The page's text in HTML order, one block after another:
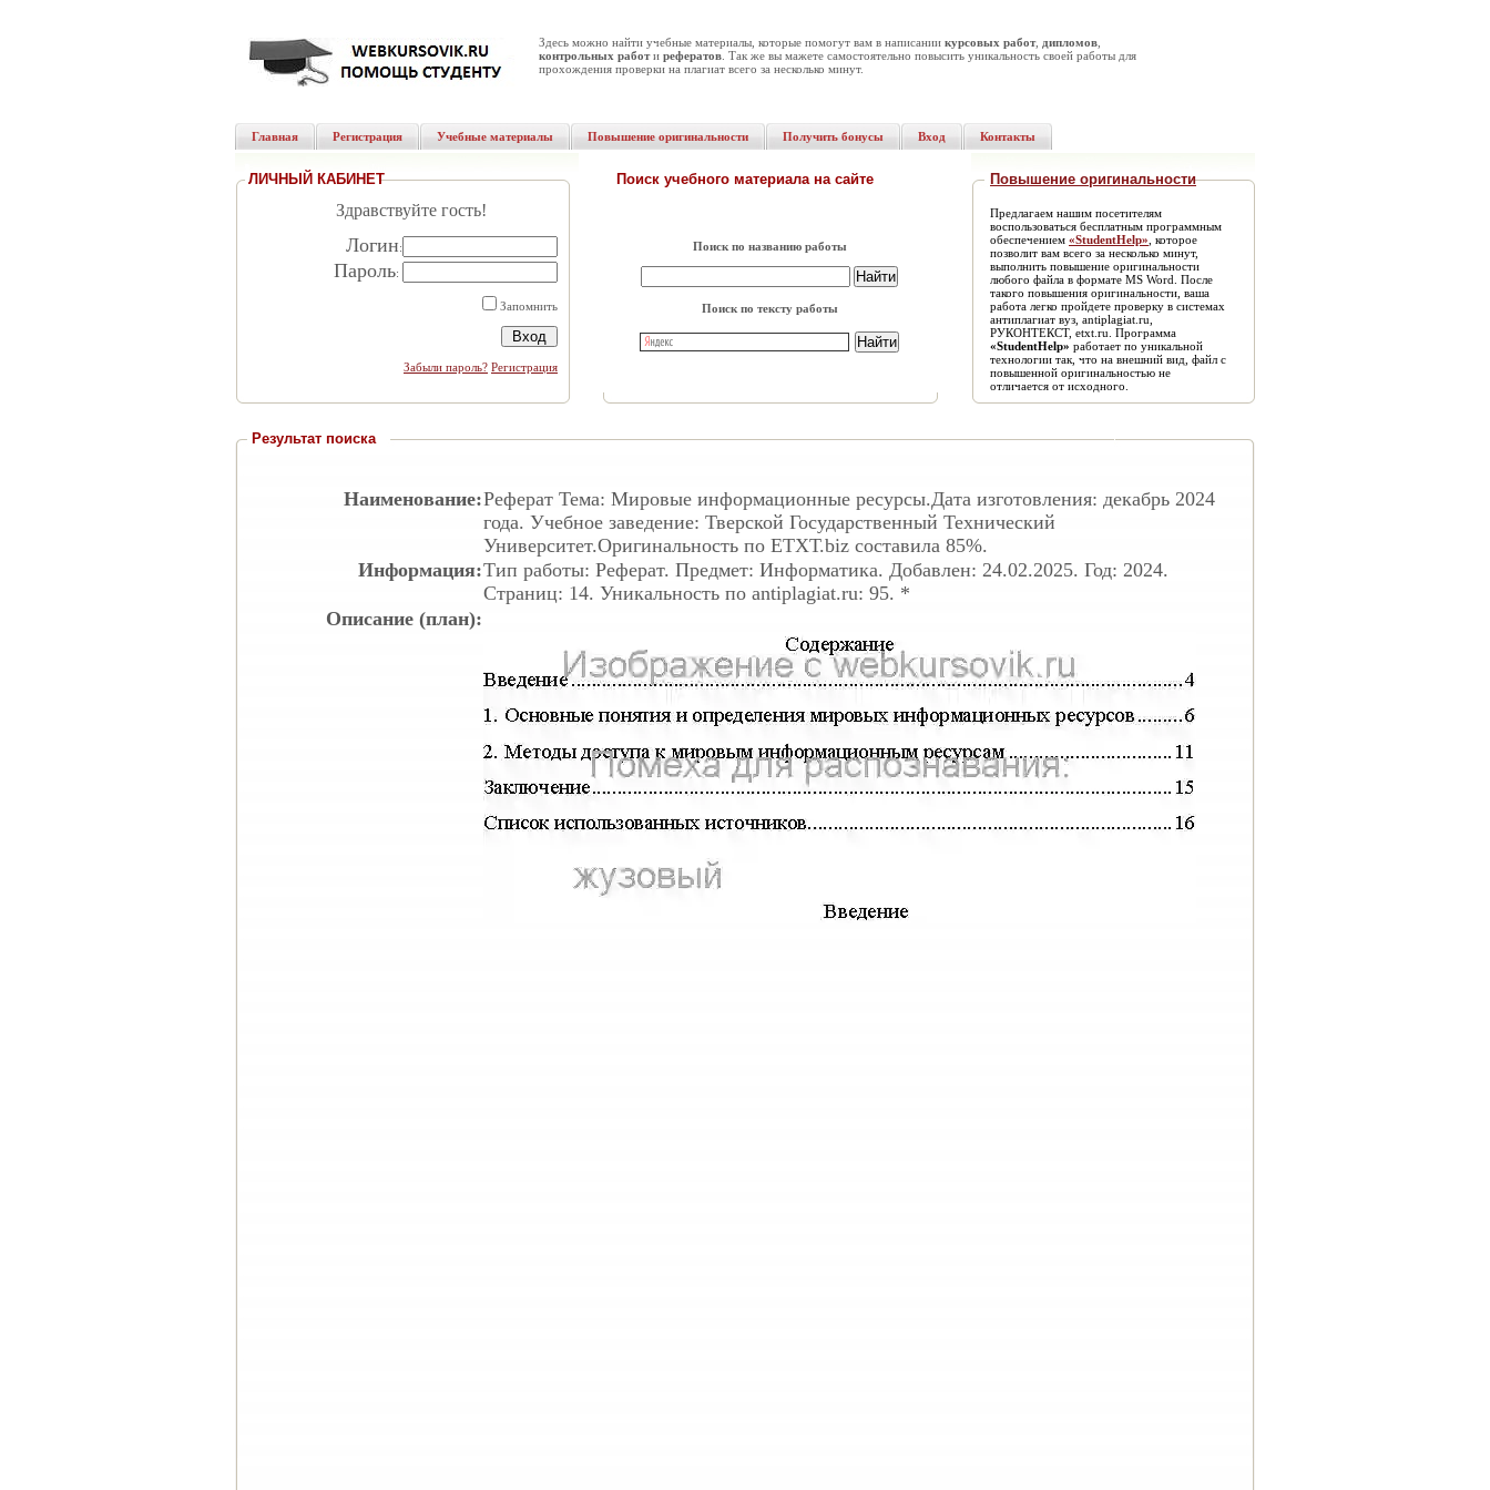
Здесь можно найти учебные материалы, которые помогут вам в написании курсовых работ, дипломов
контрольных работи рефератов . Так же вы мажете самостоятельно повысить уникальность своей работы для
прохождения проверки на плагиат всего за несколько минут.
Главная Регистрация Учебные материалы Повышение оригинальности Получить бонусы Вход Контакты
ЛИЧНЫЙ КАБИНЕТ
Здравствуйте гость!
Логин:
Пароль:
Запомнить
Забыли пароль? Регистрация
Поиск учебного материала на сайте
Поиск по названию работы
Поиск по тексту работы
Повышение оригинальности
Предлагаем нашим посетителям
воспользоваться бесплатным программным
обеспечением «StudentHelp» , которое
позволит вам всего за несколько минут,
выполнить повышение оригинальности
любого файла в формате MS Word. После
такого повышения оригинальности, ваша
работа легко пройдете проверку в системах
антиплагиат вуз, antiplagiat.ru,
РУКОНТЕКСТ, etxt.ru. Программа
«StudentHelp» работает по уникальной
технологии так, что на внешний вид, файл с
повышенной оригинальностью не
отличается от исходного.
Результат поиска
Наименование:Реферат Тема: Мировые информационные ресурсы.Дата изготовления: декабрь 2024
года. Учебное заведение: Тверской Государственный Технический
Университет.Оригинальность по ЕТХТ.biz составила 85%.
Информация:Тип работы: Реферат. Предмет: Информатика. Добавлен: 24.02.2025. Год: 2024.
Страниц: 14. Уникальность по antiplagiat.ru: 95. *
Описание (план):